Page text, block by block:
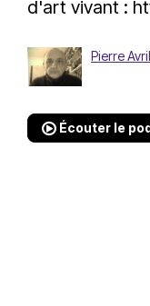
d'art vivant :
Pierre Avril
Écouter le